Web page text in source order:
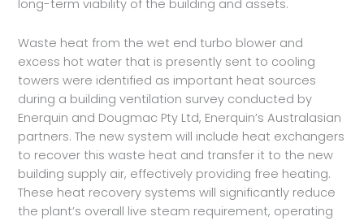
long-term viability of the building and assets.
Waste heat from the wet end turbo blower and
excess hot water that is presently sent to cooling
towers were identified as important heat sources
during a building ventilation survey conducted by
Enerquin and Dougmac Pty Ltd, Enerquin’s Australasian
partners. The new system will include heat exchangers
to recover this waste heat and transfer it to the new
building supply air, effectively providing free heating.
These heat recovery systems will significantly reduce
the plant’s overall live steam requirement, operating